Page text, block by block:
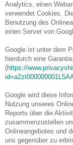
Analytics, einen
verwendet Cookies.
Benutzung des
einen Server von
Google ist unter dem
hierdurch eine
(https://
Google wird diese
Nutzung unseres
Reports über die
zusammenzustellen
Onlineangebotes und
uns gegenüber zu